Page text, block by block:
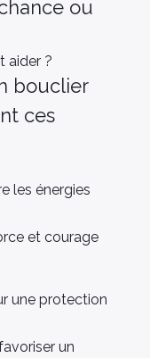
ou
aider ?
bouclier
ces
les énergies
et courage
une protection
un